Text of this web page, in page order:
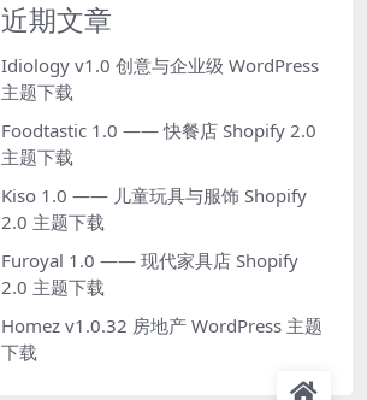
近期文章
Idiology v1.0 创意与企业级 WordPress
主题下载
Foodtastic 1.0 —— 快餐店 Shopify 2.0
主题下载
Kiso 1.0 —— 儿童玩具与服饰 Shopify
2.0 主题下载
Furoyal 1.0 —— 现代家具店 Shopify
2.0 主题下载
Homez v1.0.32 房地产 WordPress 主题
下载